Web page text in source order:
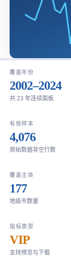
覆盖年份
2002–2024
共 23 年连续面板
有效样本
4,076
原始数据非空行数
覆盖主体
177
地级市数量
指标类型
VIP
支持预览与下载